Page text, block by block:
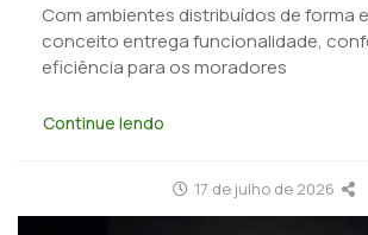
Com ambientes distribuídos de forma
conceito entrega funcionalidade,
eficiência para os moradores
Continue lendo
17 de julho de 2026